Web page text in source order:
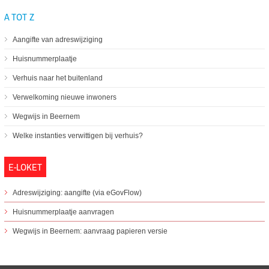
A TOT Z
Aangifte van adreswijziging
Huisnummerplaatje
Verhuis naar het buitenland
Verwelkoming nieuwe inwoners
Wegwijs in Beernem
Welke instanties verwittigen bij verhuis?
E-LOKET
Adreswijziging: aangifte (via eGovFlow)
Huisnummerplaatje aanvragen
Wegwijs in Beernem: aanvraag papieren versie